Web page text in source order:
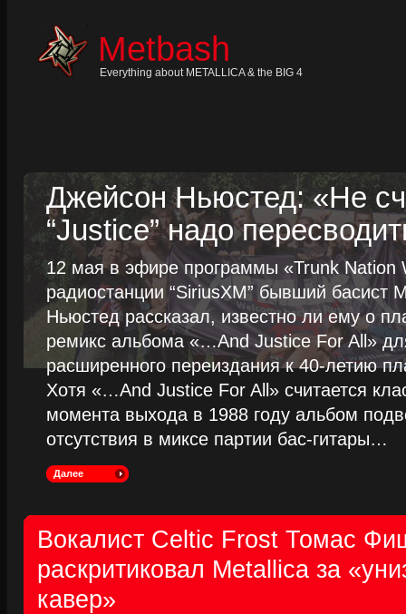
Metbash
Everything about METALLICA & the BIG 4
Джейсон Ньюстед: «Не
“Justice” надо
12 мая в эфире программы «Trunk Nation
радиостанции “SiriusXM” бывший басист
Ньюстед рассказал, известно ли ему о
ремикс альбома «…And Justice For All»
расширенного переиздания к 40-летию
Хотя «…And Justice For All» считается
момента выхода в 1988 году альбом
отсутствия в миксе партии бас-гитары…
Далее
Вокалист Celtic Frost Томас
раскритиковал Metallica за
кавер»